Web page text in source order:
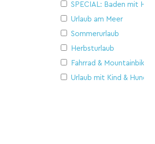
SPECIAL: Baden mit Hund
Urlaub am Meer
Sommerurlaub
Herbsturlaub
Fahrrad & Mountainbike
Urlaub mit Kind & Hund